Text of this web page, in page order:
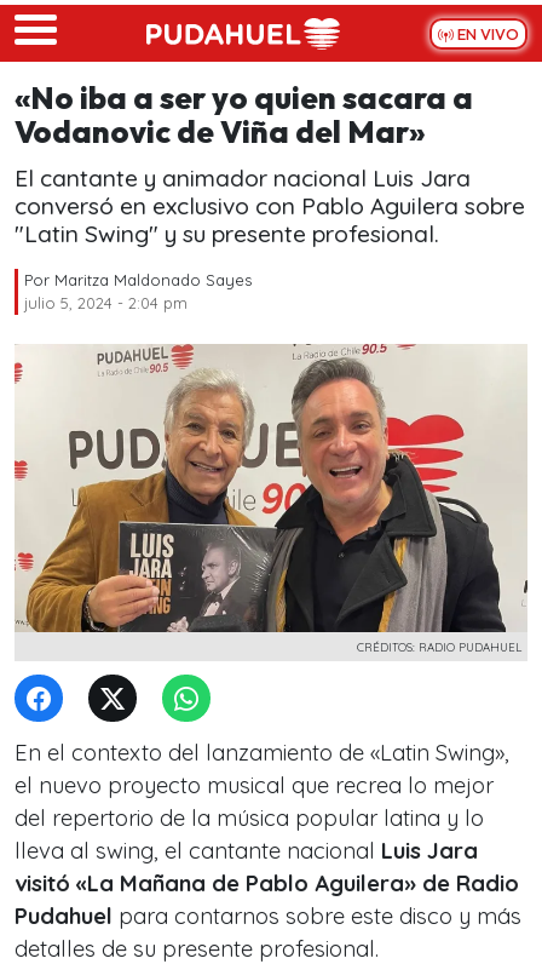
Skip to main content
EN VIVO
«No iba a ser yo quien sacara a
Vodanovic de Viña del Mar»
El cantante y animador nacional Luis Jara
conversó en exclusivo con Pablo Aguilera sobre
"Latin Swing" y su presente profesional.
Por Maritza Maldonado Sayes
julio 5, 2024 - 2:04 pm
CRÉDITOS: RADIO PUDAHUEL
En el contexto del lanzamiento de «Latin Swing»,
el nuevo proyecto musical que recrea lo mejor
del repertorio de la música popular latina y lo
lleva al swing, el cantante nacional Luis Jara
visitó «La Mañana de Pablo Aguilera» de Radio
Pudahuel para contarnos sobre este disco y más
detalles de su presente profesional.